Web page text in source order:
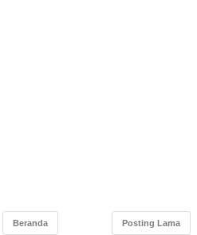
Posting Lama
Beranda